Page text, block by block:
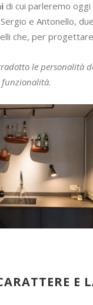
di cui parleremo
e Antonello,
che, per
le personalità
funzionalità.
E